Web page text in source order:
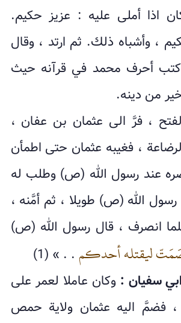
اذا أملى عليه : عزيز حكيم.
، وأشباه ذلك. ثم ارتد ، وقال
أحرف محمد في قرآنه حيث
من دينه.
، فرَّ الى عثمان بن عفان ،
، فغيبه عثمان حتى اطمأن
عند رسول الله (ص) وطلب له
الله (ص) طويلا ، ثم أمَّنه ،
انصرف ، قال رسول الله (ص)
ليقتله أحدكم. . » (1)
وكان عاملا لعمر على
، فضمَّ اليه عثمان ولاية حمص